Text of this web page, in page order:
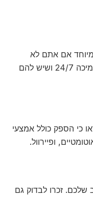
אם אתם לא
מומחים בתחום. ודאו שהספק מציע תמיכה 24/7 ושיש להם
כי הספק כולל אמצעי
שלכם. זכרו לבדוק גם